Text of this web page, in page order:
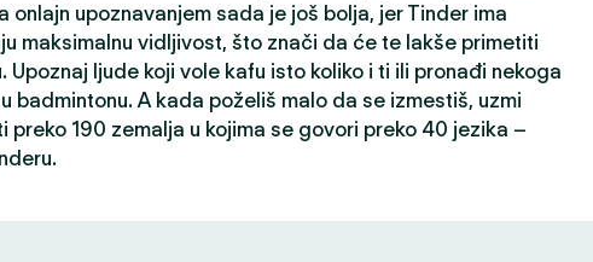
onlajn upoznavanjem sada je još bolja, jer Tinder ima
maksimalnu vidljivost, što znači da će te lakše primetiti
Upoznaj ljude koji vole kafu isto koliko i ti ili pronađi nekoga
badmintonu. A kada poželiš malo da se izmestiš, uzmi
preko 190 zemalja u kojima se govori preko 40 jezika –